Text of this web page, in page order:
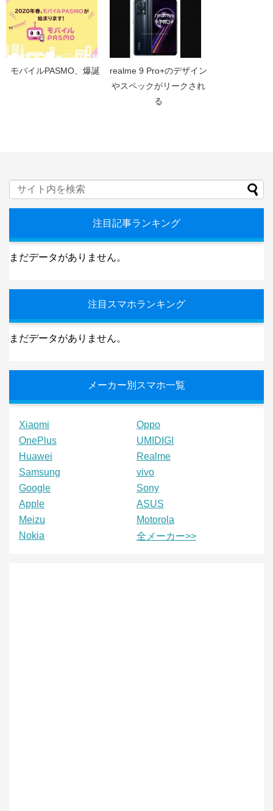
モバイルPASMO、爆誕
realme 9 Pro+のデザイン
やスペックがリークされ
る
注目記事ランキング
まだデータがありません。
注目スマホランキング
まだデータがありません。
メーカー別スマホ一覧
Xiaomi
Oppo
OnePlus
UMIDIGI
Huawei
Realme
Samsung
vivo
Google
Sony
Apple
ASUS
Meizu
Motorola
Nokia
全メーカー>>